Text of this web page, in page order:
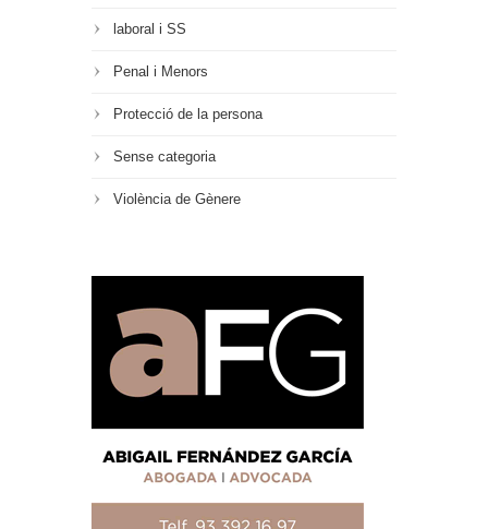
laboral i SS
Penal i Menors
Protecció de la persona
Sense categoria
Violència de Gènere